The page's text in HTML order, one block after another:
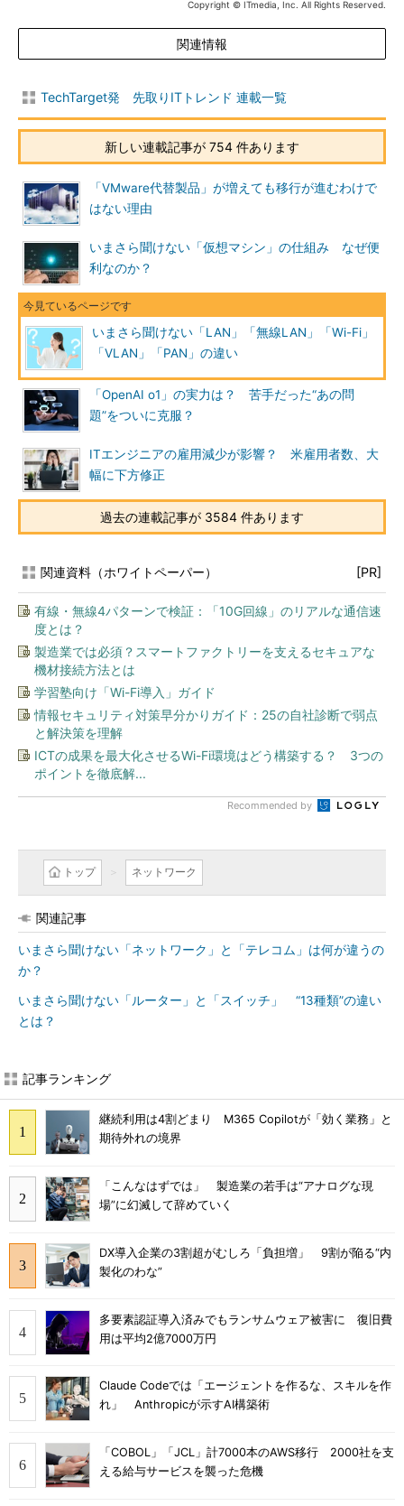
Copyright © ITmedia, Inc. All Rights Reserved.
関連情報
TechTarget発 先取りITトレンド 連載一覧
新しい連載記事が 754 件あります
「VMware代替製品」が増えても移行が進むわけで
はない理由
いまさら聞けない「仮想マシン」の仕組み なぜ便
利なのか？
いまさら聞けない「LAN」「無線LAN」「Wi-Fi」
「VLAN」「PAN」の違い
「OpenAI o1」の実力は？ 苦手だった“あの問
題”をついに克服？
ITエンジニアの雇用減少が影響？ 米雇用者数、大
幅に下方修正
過去の連載記事が 3584 件あります
関連資料（ホワイトペーパー） [PR]
有線・無線4パターンで検証：「10G回線」のリアルな通信速
度とは？
製造業では必須？スマートファクトリーを支えるセキュアな
機材接続方法とは
学習塾向け「Wi-Fi導入」ガイド
情報セキュリティ対策早分かりガイド：25の自社診断で弱点
と解決策を理解
ICTの成果を最大化させるWi-Fi環境はどう構築する？ 3つの
ポイントを徹底解...
Recommended by
トップ ネットワーク
関連記事
いまさら聞けない「ネットワーク」と「テレコム」は何が違うの
か？
いまさら聞けない「ルーター」と「スイッチ」 “13種類”の違い
とは？
記事ランキング
継続利用は4割どまり M365 Copilotが「効く業務」と
期待外れの境界
「こんなはずでは」 製造業の若手は“アナログな現
場”に幻滅して辞めていく
DX導入企業の3割超がむしろ「負担増」 9割が陥る“内
製化のわな”
多要素認証導入済みでもランサムウェア被害に 復旧費
用は平均2億7000万円
Claude Codeでは「エージェントを作るな、スキルを作
れ」 Anthropicが示すAI構築術
「COBOL」「JCL」計7000本のAWS移行 2000社を支
える給与サービスを襲った危機